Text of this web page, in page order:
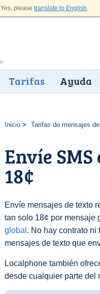
Yes, please translate to English.
Tarifas Ayuda
Inicio Tarifas de mensajes
Envíe
18¢
Envíe mensajes de texto
tan solo 18¢ por mensaje
global . No hay contrato ni
mensajes de texto que
Localphone también
desde cualquier parte del